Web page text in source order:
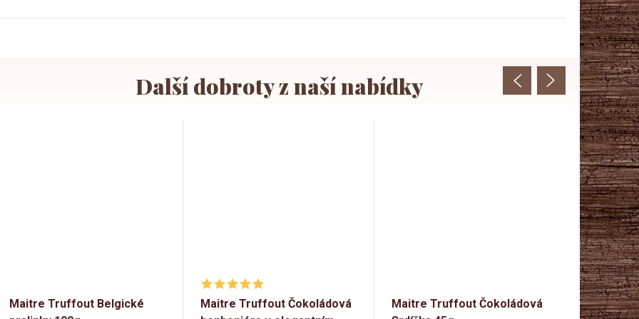
Maitre Truffout Belgické
Maitre Truffout Čokoládová
Maitre Truffout Čokoládová
Maitre